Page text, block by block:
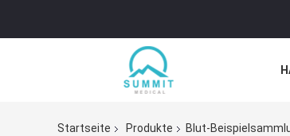
Startseite
Produkte Blut-